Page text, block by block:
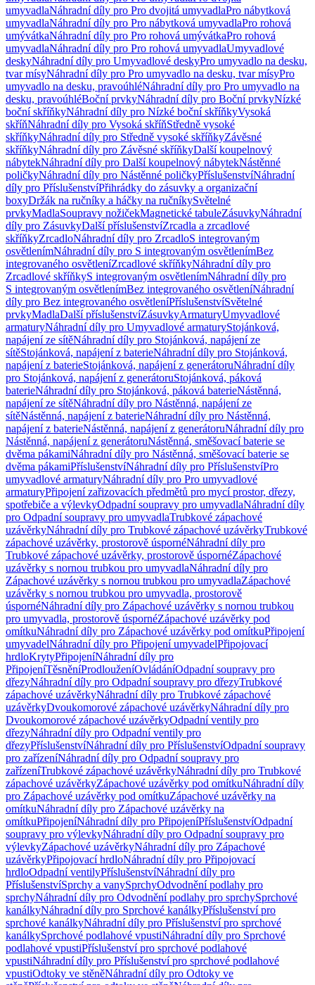
umyvadlaNáhradní díly pro Pro dvojitá umyvadlaPro nábytková
umyvadlaNáhradní díly pro Pro nábytková umyvadlaPro rohová
umývátkaNáhradní díly pro Pro rohová umývátkaPro rohová
umyvadlaNáhradní díly pro Pro rohová umyvadlaUmyvadlové
deskyNáhradní díly pro Umyvadlové deskyPro umyvadlo na desku,
tvar mísyNáhradní díly pro Pro umyvadlo na desku, tvar mísyPro
umyvadlo na desku, pravoúhléNáhradní díly pro Pro umyvadlo na
desku, pravoúhléBoční prvkyNáhradní díly pro Boční prvkyNízké
boční skříňkyNáhradní díly pro Nízké boční skříňkyVysoká
skříňNáhradní díly pro Vysoká skříňStředně vysoké
skříňkyNáhradní díly pro Středně vysoké skříňkyZávěsné
skříňkyNáhradní díly pro Závěsné skříňkyDalší koupelnový
nábytekNáhradní díly pro Další koupelnový nábytekNástěnné
poličkyNáhradní díly pro Nástěnné poličkyPříslušenstvíNáhradní
díly pro PříslušenstvíPřihrádky do zásuvky a organizační
boxyDržák na ručníky a háčky na ručníkySvětelné
prvkyMadlaSoupravy nožičekMagnetické tabuleZásuvkyNáhradní
díly pro ZásuvkyDalší příslušenstvíZrcadla a zrcadlové
skříňkyZrcadloNáhradní díly pro ZrcadloS integrovaným
osvětlenímNáhradní díly pro S integrovaným osvětlenímBez
integrovaného osvětleníZrcadlové skříňkyNáhradní díly pro
Zrcadlové skříňkyS integrovaným osvětlenímNáhradní díly pro
S integrovaným osvětlenímBez integrovaného osvětleníNáhradní
díly pro Bez integrovaného osvětleníPříslušenstvíSvětelné
prvkyMadlaDalší příslušenstvíZásuvkyArmaturyUmyvadlové
armaturyNáhradní díly pro Umyvadlové armaturyStojánková,
napájení ze sítěNáhradní díly pro Stojánková, napájení ze
sítěStojánková, napájení z baterieNáhradní díly pro Stojánková,
napájení z baterieStojánková, napájení z generátoruNáhradní díly
pro Stojánková, napájení z generátoruStojánková, páková
baterieNáhradní díly pro Stojánková, páková baterieNástěnná,
napájení ze sítěNáhradní díly pro Nástěnná, napájení ze
sítěNástěnná, napájení z baterieNáhradní díly pro Nástěnná,
napájení z baterieNástěnná, napájení z generátoruNáhradní díly pro
Nástěnná, napájení z generátoruNástěnná, směšovací baterie se
dvěma pákamiNáhradní díly pro Nástěnná, směšovací baterie se
dvěma pákamiPříslušenstvíNáhradní díly pro PříslušenstvíPro
umyvadlové armaturyNáhradní díly pro Pro umyvadlové
armaturyPřipojení zařizovacích předmětů pro mycí prostor, dřezy,
spotřebiče a výlevkyOdpadní soupravy pro umyvadlaNáhradní díly
pro Odpadní soupravy pro umyvadlaTrubkové zápachové
uzávěrkyNáhradní díly pro Trubkové zápachové uzávěrkyTrubkové
zápachové uzávěrky, prostorově úspornéNáhradní díly pro
Trubkové zápachové uzávěrky, prostorově úspornéZápachové
uzávěrky s nornou trubkou pro umyvadlaNáhradní díly pro
Zápachové uzávěrky s nornou trubkou pro umyvadlaZápachové
uzávěrky s nornou trubkou pro umyvadla, prostorově
úspornéNáhradní díly pro Zápachové uzávěrky s nornou trubkou
pro umyvadla, prostorově úspornéZápachové uzávěrky pod
omítkuNáhradní díly pro Zápachové uzávěrky pod omítkuPřipojení
umyvadelNáhradní díly pro Připojení umyvadelPřipojovací
hrdloKrytyPřipojeníNáhradní díly pro
PřipojeníTěsněníProdlouženíOvládáníOdpadní soupravy pro
dřezyNáhradní díly pro Odpadní soupravy pro dřezyTrubkové
zápachové uzávěrkyNáhradní díly pro Trubkové zápachové
uzávěrkyDvoukomorové zápachové uzávěrkyNáhradní díly pro
Dvoukomorové zápachové uzávěrkyOdpadní ventily pro
dřezyNáhradní díly pro Odpadní ventily pro
dřezyPříslušenstvíNáhradní díly pro PříslušenstvíOdpadní soupravy
pro zařízeníNáhradní díly pro Odpadní soupravy pro
zařízeníTrubkové zápachové uzávěrkyNáhradní díly pro Trubkové
zápachové uzávěrkyZápachové uzávěrky pod omítkuNáhradní díly
pro Zápachové uzávěrky pod omítkuZápachové uzávěrky na
omítkuNáhradní díly pro Zápachové uzávěrky na
omítkuPřipojeníNáhradní díly pro PřipojeníPříslušenstvíOdpadní
soupravy pro výlevkyNáhradní díly pro Odpadní soupravy pro
výlevkyZápachové uzávěrkyNáhradní díly pro Zápachové
uzávěrkyPřipojovací hrdloNáhradní díly pro Připojovací
hrdloOdpadní ventilyPříslušenstvíNáhradní díly pro
PříslušenstvíSprchy a vanySprchyOdvodnění podlahy pro
sprchyNáhradní díly pro Odvodnění podlahy pro sprchySprchové
kanálkyNáhradní díly pro Sprchové kanálkyPříslušenství pro
sprchové kanálkyNáhradní díly pro Příslušenství pro sprchové
kanálkySprchové podlahové vpustiNáhradní díly pro Sprchové
podlahové vpustiPříslušenství pro sprchové podlahové
vpustiNáhradní díly pro Příslušenství pro sprchové podlahové
vpustiOdtoky ve stěněNáhradní díly pro Odtoky ve